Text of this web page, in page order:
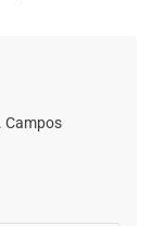
Campos